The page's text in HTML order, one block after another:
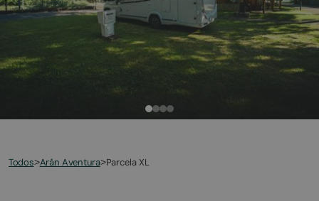
Todos>Arán Aventura>Parcela XL